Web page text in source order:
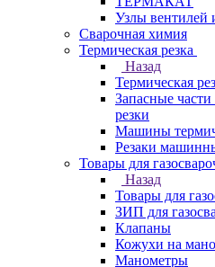
Узлы вентилей
Сварочная химия
Термическая резка
Назад
Термическая
Запасные
резки
Машины
Резаки
Товары для
Назад
Товары для
ЗИП для
Клапаны
Кожухи на
Манометры